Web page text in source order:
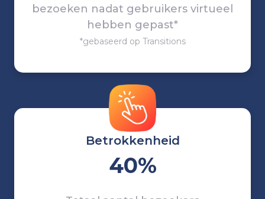
bezoeken nadat gebruikers virtueel
hebben gepast*
*gebaseerd op Transitions
Betrokkenheid
40%